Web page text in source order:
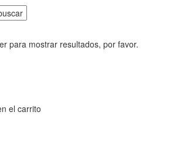
para mostrar resultados, por favor.
el carrito